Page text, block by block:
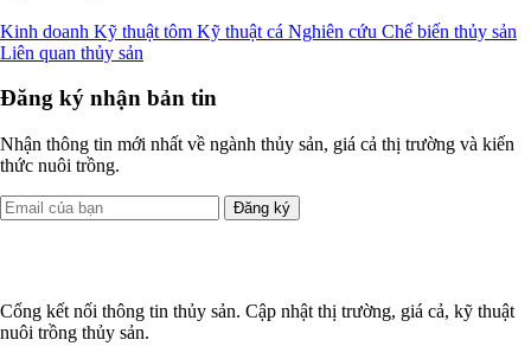
Kinh doanh Kỹ thuật tôm Kỹ thuật cá Nghiên cứu Chế biến thủy sản
Liên quan thủy sản
Đăng ký nhận bản tin
Nhận thông tin mới nhất về ngành thủy sản, giá cả thị trường và kiến
thức nuôi trồng.
Đăng ký
Cổng kết nối thông tin thủy sản. Cập nhật thị trường, giá cả, kỹ thuật
nuôi trồng thủy sản.